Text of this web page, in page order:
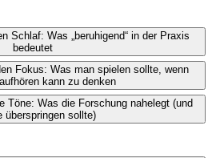
Schlaf: Was „beruhigend“ in der Praxis
bedeutet
Fokus: Was man spielen sollte, wenn
kann zu denken
Töne: Was die Forschung nahelegt (und
überspringen sollte)